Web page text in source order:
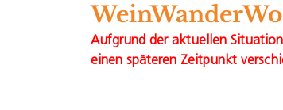
Aufgrund der aktuellen
einen späteren Zeitpunkt